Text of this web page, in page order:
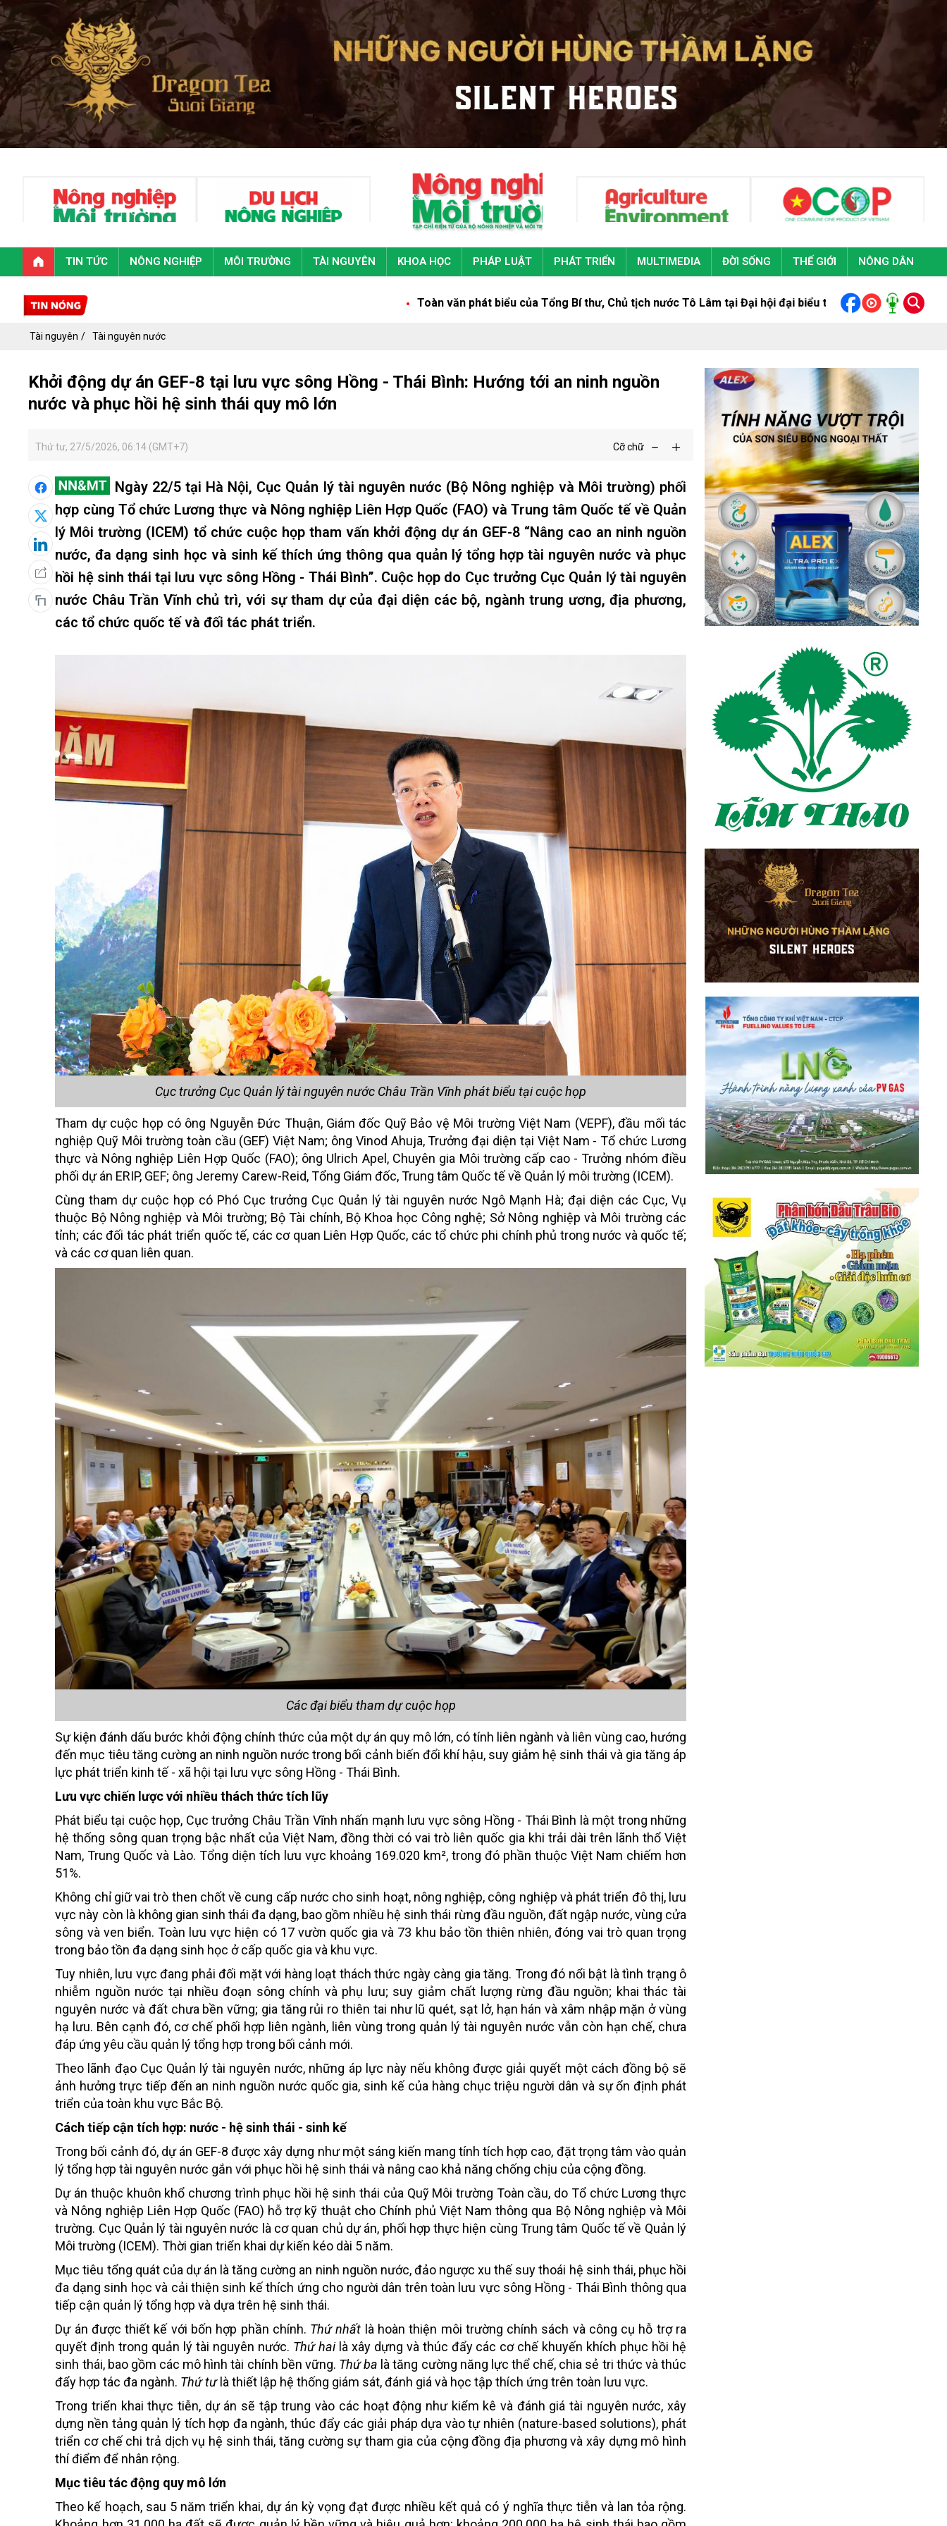
TIN TỨC NÔNG NGHIỆP MÔI TRƯỜNG TÀI NGUYÊN KHOA HỌC PHÁP LUẬT PHÁT TRIỂN MULTIMEDIA ĐỜI SỐNG THẾ GIỚI NÔNG DÂN
Toàn văn phát biểu của Tổng Bí thư, Chủ tịch nước Tô Lâm tại Đại hội đại biểu toàn quốc Đoàn Thanh niên cộng sản
Tài nguyên Tài nguyên nước
Khởi động dự án GEF-8 tại lưu vực sông Hồng - Thái Bình: Hướng tới an ninh nguồn
nước và phục hồi hệ sinh thái quy mô lớn
Thứ tư, 27/5/2026, 06:14 (GMT+7) Cỡ chữ
Ngày 22/5 tại Hà Nội, Cục Quản lý tài nguyên nước (Bộ Nông nghiệp và Môi trường) phối
hợp cùng Tổ chức Lương thực và Nông nghiệp Liên Hợp Quốc (FAO) và Trung tâm Quốc tế về Quản
lý Môi trường (ICEM) tổ chức cuộc họp tham vấn khởi động dự án GEF-8 “Nâng cao an ninh nguồn
nước, đa dạng sinh học và sinh kế thích ứng thông qua quản lý tổng hợp tài nguyên nước và phục
hồi hệ sinh thái tại lưu vực sông Hồng - Thái Bình”. Cuộc họp do Cục trưởng Cục Quản lý tài nguyên
nước Châu Trần Vĩnh chủ trì, với sự tham dự của đại diện các bộ, ngành trung ương, địa phương,
các tổ chức quốc tế và đối tác phát triển.
Cục trưởng Cục Quản lý tài nguyên nước Châu Trần Vĩnh phát biểu tại cuộc họp
Tham dự cuộc họp có ông Nguyễn Đức Thuận, Giám đốc Quỹ Bảo vệ Môi trường Việt Nam (VEPF), đầu mối tác
nghiệp Quỹ Môi trường toàn cầu (GEF) Việt Nam; ông Vinod Ahuja, Trưởng đại diện tại Việt Nam - Tổ chức Lương
thực và Nông nghiệp Liên Hợp Quốc (FAO); ông Ulrich Apel, Chuyên gia Môi trường cấp cao - Trưởng nhóm điều
phối dự án ERIP, GEF; ông Jeremy Carew-Reid, Tổng Giám đốc, Trung tâm Quốc tế về Quản lý môi trường (ICEM).
Cùng tham dự cuộc họp có Phó Cục trưởng Cục Quản lý tài nguyên nước Ngô Mạnh Hà; đại diện các Cục, Vụ
thuộc Bộ Nông nghiệp và Môi trường; Bộ Tài chính, Bộ Khoa học Công nghệ; Sở Nông nghiệp và Môi trường các
tỉnh; các đối tác phát triển quốc tế, các cơ quan Liên Hợp Quốc, các tổ chức phi chính phủ trong nước và quốc tế;
và các cơ quan liên quan.
Các đại biểu tham dự cuộc họp
Sự kiện đánh dấu bước khởi động chính thức của một dự án quy mô lớn, có tính liên ngành và liên vùng cao, hướng
đến mục tiêu tăng cường an ninh nguồn nước trong bối cảnh biến đổi khí hậu, suy giảm hệ sinh thái và gia tăng áp
lực phát triển kinh tế - xã hội tại lưu vực sông Hồng - Thái Bình.
Lưu vực chiến lược với nhiều thách thức tích lũy
Phát biểu tại cuộc họp, Cục trưởng Châu Trần Vĩnh nhấn mạnh lưu vực sông Hồng - Thái Bình là một trong những
hệ thống sông quan trọng bậc nhất của Việt Nam, đồng thời có vai trò liên quốc gia khi trải dài trên lãnh thổ Việt
Nam, Trung Quốc và Lào. Tổng diện tích lưu vực khoảng 169.020 km², trong đó phần thuộc Việt Nam chiếm hơn
51%.
Không chỉ giữ vai trò then chốt về cung cấp nước cho sinh hoạt, nông nghiệp, công nghiệp và phát triển đô thị, lưu
vực này còn là không gian sinh thái đa dạng, bao gồm nhiều hệ sinh thái rừng đầu nguồn, đất ngập nước, vùng cửa
sông và ven biển. Toàn lưu vực hiện có 17 vườn quốc gia và 73 khu bảo tồn thiên nhiên, đóng vai trò quan trọng
trong bảo tồn đa dạng sinh học ở cấp quốc gia và khu vực.
Tuy nhiên, lưu vực đang phải đối mặt với hàng loạt thách thức ngày càng gia tăng. Trong đó nổi bật là tình trạng ô
nhiễm nguồn nước tại nhiều đoạn sông chính và phụ lưu; suy giảm chất lượng rừng đầu nguồn; khai thác tài
nguyên nước và đất chưa bền vững; gia tăng rủi ro thiên tai như lũ quét, sạt lở, hạn hán và xâm nhập mặn ở vùng
hạ lưu. Bên cạnh đó, cơ chế phối hợp liên ngành, liên vùng trong quản lý tài nguyên nước vẫn còn hạn chế, chưa
đáp ứng yêu cầu quản lý tổng hợp trong bối cảnh mới.
Theo lãnh đạo Cục Quản lý tài nguyên nước, những áp lực này nếu không được giải quyết một cách đồng bộ sẽ
ảnh hưởng trực tiếp đến an ninh nguồn nước quốc gia, sinh kế của hàng chục triệu người dân và sự ổn định phát
triển của toàn khu vực Bắc Bộ.
Cách tiếp cận tích hợp: nước - hệ sinh thái - sinh kế
Trong bối cảnh đó, dự án GEF-8 được xây dựng như một sáng kiến mang tính tích hợp cao, đặt trọng tâm vào quản
lý tổng hợp tài nguyên nước gắn với phục hồi hệ sinh thái và nâng cao khả năng chống chịu của cộng đồng.
Dự án thuộc khuôn khổ chương trình phục hồi hệ sinh thái của Quỹ Môi trường Toàn cầu, do Tổ chức Lương thực
và Nông nghiệp Liên Hợp Quốc (FAO) hỗ trợ kỹ thuật cho Chính phủ Việt Nam thông qua Bộ Nông nghiệp và Môi
trường. Cục Quản lý tài nguyên nước là cơ quan chủ dự án, phối hợp thực hiện cùng Trung tâm Quốc tế về Quản lý
Môi trường (ICEM). Thời gian triển khai dự kiến kéo dài 5 năm.
Mục tiêu tổng quát của dự án là tăng cường an ninh nguồn nước, đảo ngược xu thế suy thoái hệ sinh thái, phục hồi
đa dạng sinh học và cải thiện sinh kế thích ứng cho người dân trên toàn lưu vực sông Hồng - Thái Bình thông qua
tiếp cận quản lý tổng hợp và dựa trên hệ sinh thái.
Dự án được thiết kế với bốn hợp phần chính. Thứ nhất là hoàn thiện môi trường chính sách và công cụ hỗ trợ ra
quyết định trong quản lý tài nguyên nước. Thứ hailà xây dựng và thúc đẩy các cơ chế khuyến khích phục hồi hệ
sinh thái, bao gồm các mô hình tài chính bền vững. Thứ ba là tăng cường năng lực thể chế, chia sẻ tri thức và thúc
đẩy hợp tác đa ngành. Thứ tưlà thiết lập hệ thống giám sát, đánh giá và học tập thích ứng trên toàn lưu vực.
Trong triển khai thực tiễn, dự án sẽ tập trung vào các hoạt động như kiểm kê và đánh giá tài nguyên nước, xây
dựng nền tảng quản lý tích hợp đa ngành, thúc đẩy các giải pháp dựa vào tự nhiên (nature-based solutions), phát
triển cơ chế chi trả dịch vụ hệ sinh thái, tăng cường sự tham gia của cộng đồng địa phương và xây dựng mô hình
thí điểm để nhân rộng.
Mục tiêu tác động quy mô lớn
Theo kế hoạch, sau 5 năm triển khai, dự án kỳ vọng đạt được nhiều kết quả có ý nghĩa thực tiễn và lan tỏa rộng.